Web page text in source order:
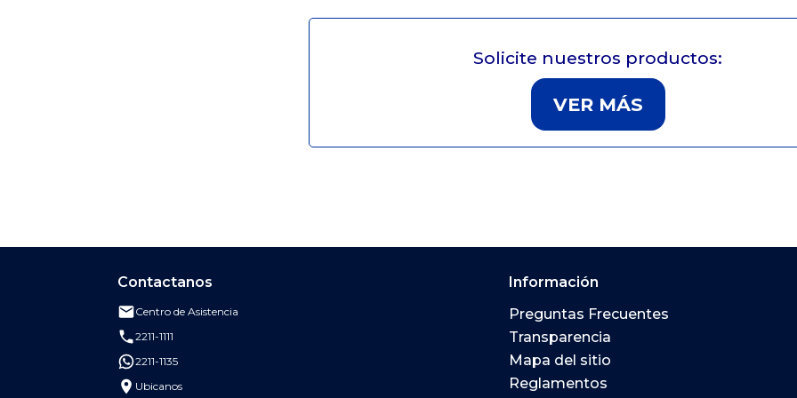
Solicite nuestros productos:
VER MÁS
Contactanos
Enviar correo al Centro de Asistencia del Banco de Costa Rica
Centro de Asistencia
Llamar al Banco de Costa Rica al 2211-1111
2211-1111
Escribir por WhatsApp al Banco de Costa Rica al 2211-1135, abre en una nueva ventana
2211-1135
Buscar oficinas, cajeros y puntos de atención del Banco de Costa Rica
Ubicanos
Información
Preguntas Frecuentes
Transparencia
Mapa del sitio
Reglamentos